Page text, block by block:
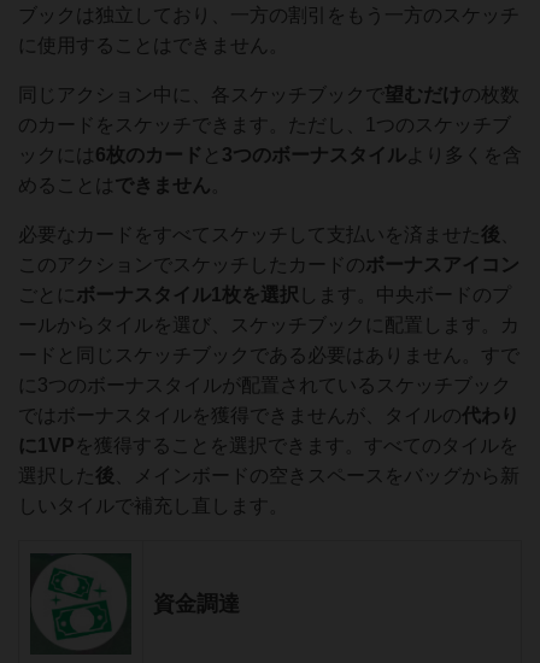
ブックは独立しており、一方の割引をもう一方のスケッチ
に使用することはできません。
同じアクション中に、各スケッチブックで望むだけの枚数
のカードをスケッチできます。ただし、1つのスケッチブ
ックには 6枚のカード と 3つのボーナスタイルより多くを含
めることは できません
必要なカードをすべてスケッチして支払いを済ませた 後
このアクションでスケッチしたカードのボーナスアイコン
ごとに ボーナスタイル1枚を選択 します。中央ボードのプ
ールからタイルを選び、スケッチブックに配置します。カ
ードと同じスケッチブックである必要はありません。すで
に3つのボーナスタイルが配置されているスケッチブック
ではボーナスタイルを獲得できませんが、タイルの代わり
に1VP を獲得することを選択できます。すべてのタイルを
選択した 後 、メインボードの空きスペースをバッグから新
しいタイルで補充し直します。
資金調達